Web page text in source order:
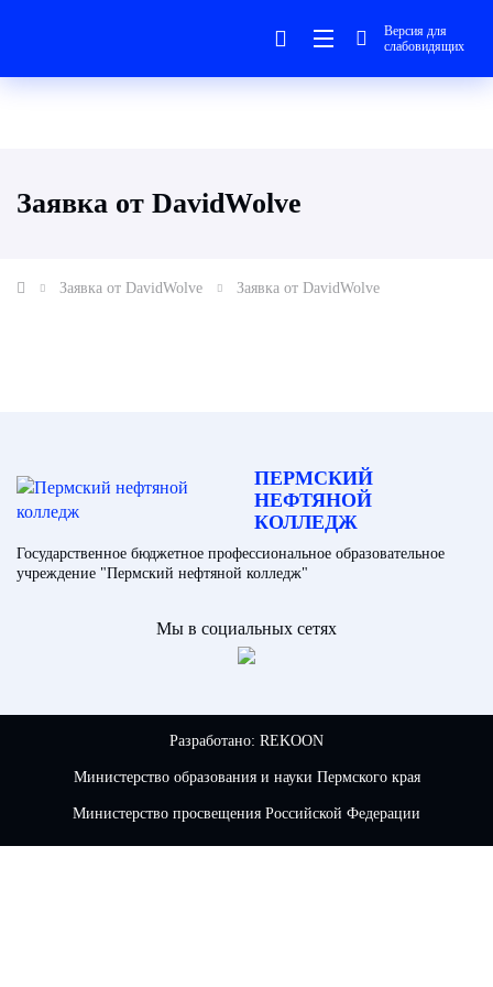
Версия для
слабовидящих
Заявка от DavidWolve
Заявка от DavidWolve Заявка от DavidWolve
ПЕРМСКИЙ
НЕФТЯНОЙ
КОЛЛЕДЖ
Государственное бюджетное профессиональное образовательное
учреждение "Пермский нефтяной колледж"
Мы в социальных сетях
Разработано: REKOON
Министерство образования и науки Пермского края
Министерство просвещения Российской Федерации